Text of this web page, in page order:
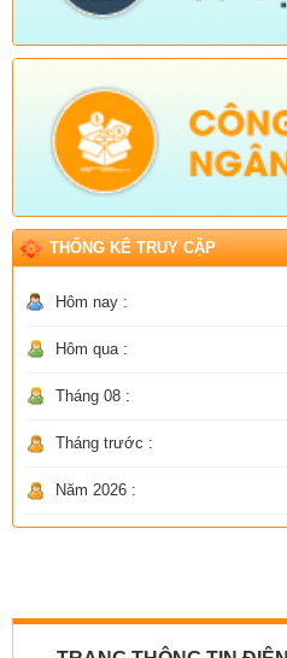
THỐNG KÊ TRUY CẬP
Hôm nay :
Hôm qua :
Tháng 08 :
Tháng trước :
Năm 2026 :